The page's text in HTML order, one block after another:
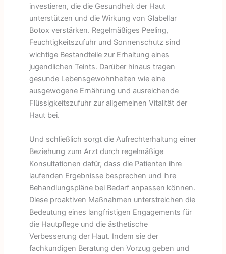
investieren, die die Gesundheit der Haut
unterstützen und die Wirkung von Glabellar
Botox verstärken. Regelmäßiges Peeling,
Feuchtigkeitszufuhr und Sonnenschutz sind
wichtige Bestandteile zur Erhaltung eines
jugendlichen Teints. Darüber hinaus tragen
gesunde Lebensgewohnheiten wie eine
ausgewogene Ernährung und ausreichende
Flüssigkeitszufuhr zur allgemeinen Vitalität der
Haut bei.
Und schließlich sorgt die Aufrechterhaltung einer
Beziehung zum Arzt durch regelmäßige
Konsultationen dafür, dass die Patienten ihre
laufenden Ergebnisse besprechen und ihre
Behandlungspläne bei Bedarf anpassen können.
Diese proaktiven Maßnahmen unterstreichen die
Bedeutung eines langfristigen Engagements für
die Hautpflege und die ästhetische
Verbesserung der Haut. Indem sie der
fachkundigen Beratung den Vorzug geben und